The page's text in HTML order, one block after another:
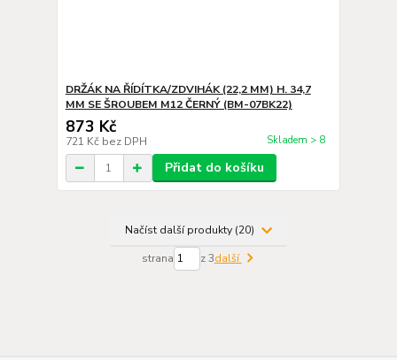
DRŽÁK NA ŘÍDÍTKA/ZDVIHÁK (22,2 MM) H. 34,7
MM SE ŠROUBEM M12 ČERNÝ (BM-07BK22)
873 Kč
721 Kč bez DPH Skladem > 8
Přidat do košíku
Načíst další produkty (20)
strana z 3další